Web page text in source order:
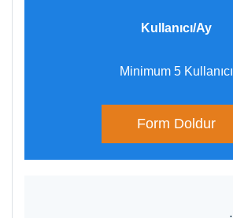
Kullanıcı/Ay​
​Minimum 5 Kullanıcı
Form Doldur